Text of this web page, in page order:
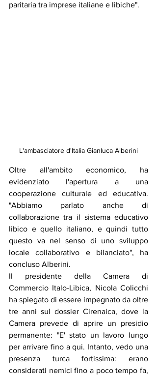
paritaria tra imprese italiane e libiche".
L'ambasciatore d'Italia Gianluca Alberini
Oltre all'ambito economico, ha
evidenziato l'apertura a una
cooperazione culturale ed educativa.
"Abbiamo parlato anche di
collaborazione tra il sistema educativo
libico e quello italiano, e quindi tutto
questo va nel senso di uno sviluppo
locale collaborativo e bilanciato", ha
concluso Alberini.
Il presidente della Camera di
Commercio Italo-Libica, Nicola Colicchi
ha spiegato di essere impegnato da oltre
tre anni sul dossier Cirenaica, dove la
Camera prevede di aprire un presidio
permanente: "E' stato un lavoro lungo
per arrivare fino a qui. Intanto, vedo una
presenza turca fortissima: erano
considerati nemici fino a poco tempo fa,